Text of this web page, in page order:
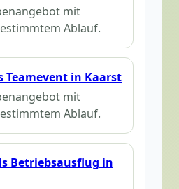
mit
Ablauf.
Teamevent in Kaarst
mit
Ablauf.
Betriebsausflug in